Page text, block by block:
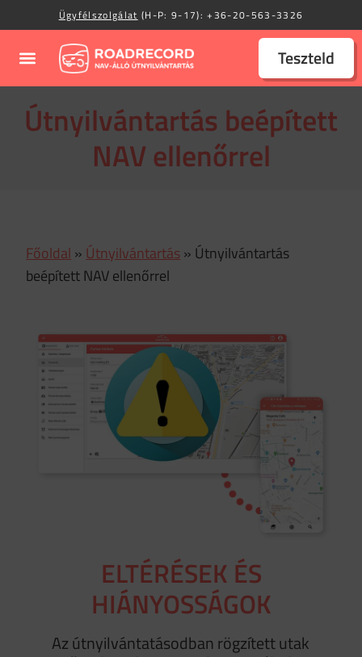
Ügyfélszolgálat (H-P: 9-17):+36-20-563-3326
Teszteld
Útnyilvántartás beépített
NAV ellenőrrel
Főoldal » Útnyilvántartás» Útnyilvántartás
beépített NAV ellenőrrel
ELTÉRÉSEK ÉS
HIÁNYOSSÁGOK
Az útnyilvántatásodban rögzített utak